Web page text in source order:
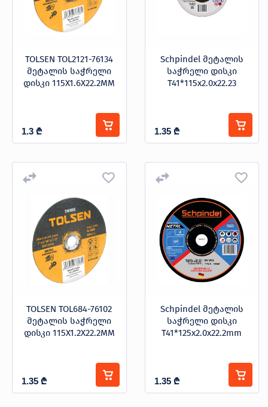
TOLSEN TOL2121-76134
მეტალის საჭრელი
დისკი 115X1.6X22.2MM
1.3 ₾
Schpindel მეტალის
საჭრელი დისკი
T41*115x2.0x22.23
1.35 ₾
TOLSEN TOL684-76102
მეტალის საჭრელი
დისკი 115X1.2X22.2MM
1.35 ₾
Schpindel მეტალის
საჭრელი დისკი
T41*125x2.0x22.2mm
1.35 ₾